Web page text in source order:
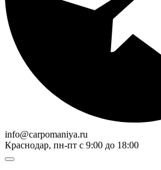
info@carpomaniya.ru
Краснодар, пн-пт с 9:00 до 18:00